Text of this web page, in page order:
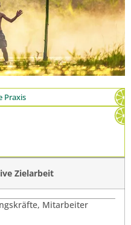
Praxis
Zielarbeit
Mitarbeiter